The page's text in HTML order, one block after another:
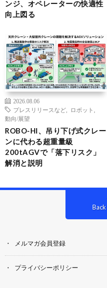
ンジ、オペレーターの快適性
向上図る
2026.08.06
プレスリリースなど
ロボット
動向/展望
ROBO-HI、吊り下げ式クレー
ンに代わる超重量級
200tAGVで「落下リスク」
解消と説明
メルマガ会員登録
プライバシーポリシー